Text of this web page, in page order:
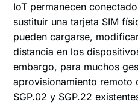
IoT permanecen
sustituir una tarjeta SIM
pueden cargarse,
distancia en los
embargo, para muchos
aprovisionamiento remoto
SGP.02 y SGP.22